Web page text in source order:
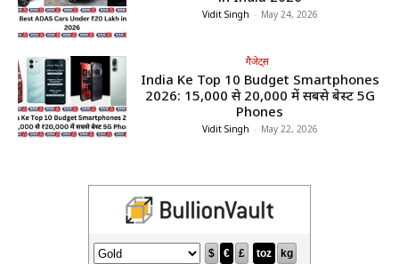
Vidit Singh - May 24, 2026
गैजेट्स
India Ke Top 10 Budget Smartphones
2026: ₹15,000 से ₹20,000 में सबसे बेस्ट 5G
Phones
Vidit Singh - May 22, 2026